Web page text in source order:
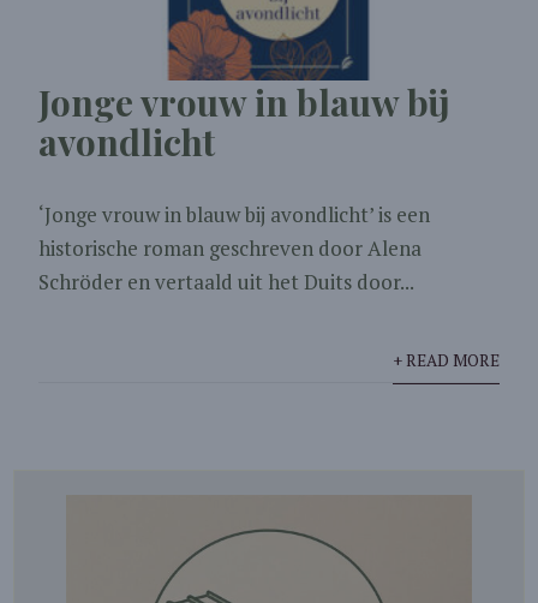
Jonge vrouw in blauw bij
avondlicht
‘Jonge vrouw in blauw bij avondlicht’ is een
historische roman geschreven door Alena
Schröder en vertaald uit het Duits door...
+ READ MORE